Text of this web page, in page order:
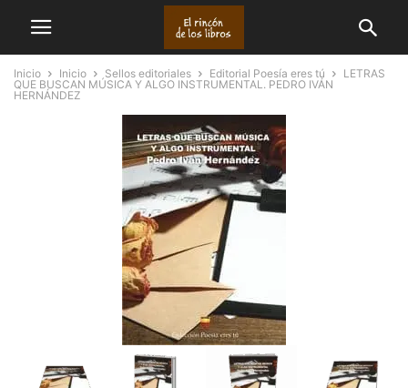
Inicio Inicio Sellos editoriales Editorial Poesía eres tú
LETRAS
QUE BUSCAN MÚSICA Y ALGO INSTRUMENTAL. PEDRO IVÁN
HERNÁNDEZ